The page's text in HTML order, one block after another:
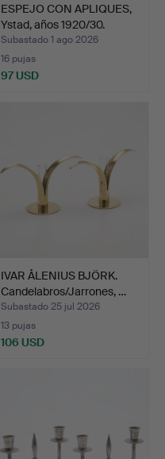
ESPEJO CON APLIQUES,
Ystad, años 1920/30.
Subastado 1 ago 2026
16 pujas
97 USD
IVAR ÅLENIUS BJÖRK.
Candelabros/Jarrones, …
Subastado 25 jul 2026
13 pujas
106 USD